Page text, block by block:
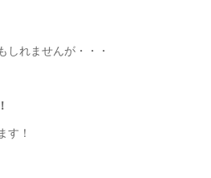
しれませんが・・・
す！